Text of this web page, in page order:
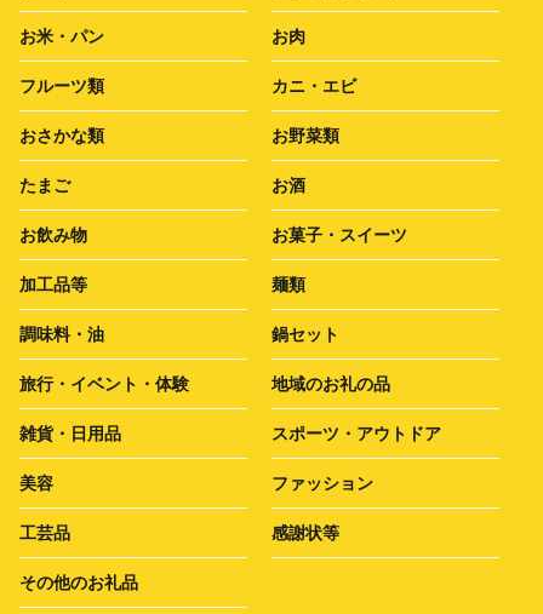
お米・パン お肉
フルーツ類 カニ・エビ
おさかな類 お野菜類
たまご お酒
お飲み物 お菓子・スイーツ
加工品等 麺類
調味料・油 鍋セット
旅行・イベント・体験 地域のお礼の品
雑貨・日用品 スポーツ・アウトドア
美容 ファッション
工芸品 感謝状等
その他のお礼品